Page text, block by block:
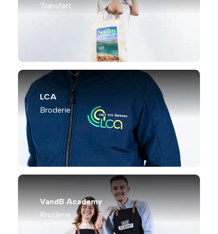
Transfert
LCA
Broderie
VandB Academy
Broderie